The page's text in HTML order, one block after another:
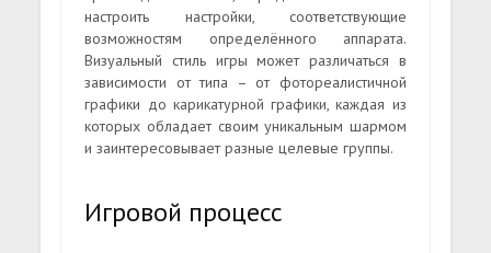
настроить настройки, соответствующие
возможностям определённого аппарата.
Визуальный стиль игры может различаться в
зависимости от типа – от фотореалистичной
графики до карикатурной графики, каждая из
которых обладает своим уникальным шармом
и заинтересовывает разные целевые группы.
Игровой процесс